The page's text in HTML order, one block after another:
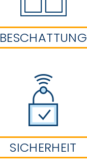
BESCHATTUNG
SICHERHEIT